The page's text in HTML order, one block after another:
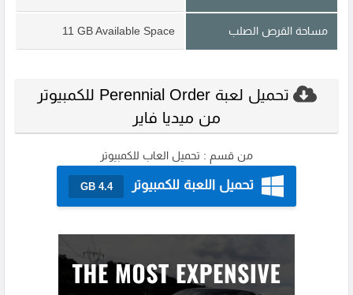
مساحة القرص الصلب 11 GB Available Space
تحميل لعبة Perennial Order للكمبيوتر
من ميديا فاير
من قسم : تحميل العاب للكمبيوتر
تحميل اللعبة للكمبيوتر 4.4 GB